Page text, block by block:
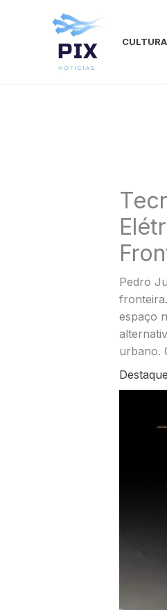
CULTURA
Pedro
espaço
urbano.